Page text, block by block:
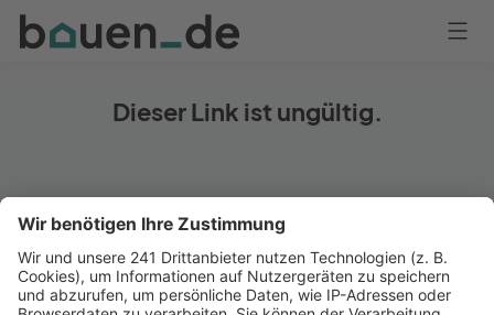
Bauen
Logo
Dieser Link ist ungültig.